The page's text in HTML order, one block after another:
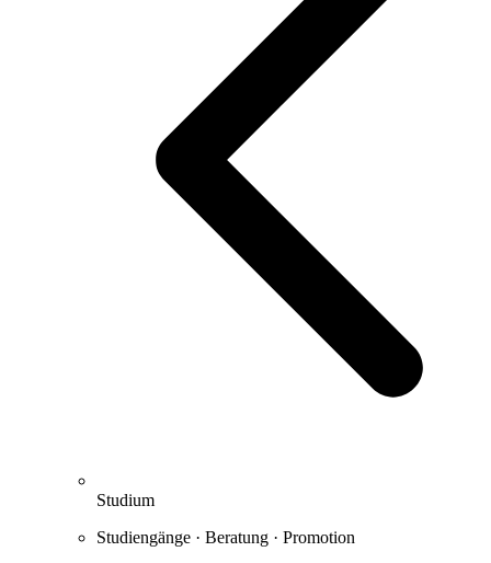
Studium
Studiengänge · Beratung · Promotion